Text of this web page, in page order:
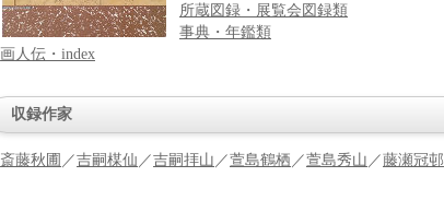
所蔵図録・展覧会図録類
事典・年鑑類
画人伝・index
収録作家
斎藤秋圃 ／吉嗣楳仙 ／吉嗣拝山 ／萱島鶴栖 ／萱島秀山 ／藤瀬冠邨